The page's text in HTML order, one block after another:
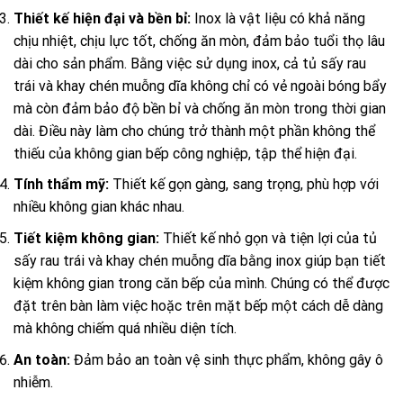
Thiết kế hiện đại và bền bỉ: Inox là vật liệu có khả năng
chịu nhiệt, chịu lực tốt, chống ăn mòn, đảm bảo tuổi thọ lâu
dài cho sản phẩm. Bằng việc sử dụng inox, cả tủ sấy rau
trái và khay chén muỗng dĩa không chỉ có vẻ ngoài bóng bẩy
mà còn đảm bảo độ bền bỉ và chống ăn mòn trong thời gian
dài. Điều này làm cho chúng trở thành một phần không thể
thiếu của không gian bếp công nghiệp, tập thể hiện đại.
Tính thẩm mỹ: Thiết kế gọn gàng, sang trọng, phù hợp với
nhiều không gian khác nhau.
Tiết kiệm không gian: Thiết kế nhỏ gọn và tiện lợi của tủ
sấy rau trái và khay chén muỗng dĩa bằng inox giúp bạn tiết
kiệm không gian trong căn bếp của mình. Chúng có thể được
đặt trên bàn làm việc hoặc trên mặt bếp một cách dễ dàng
mà không chiếm quá nhiều diện tích.
An toàn: Đảm bảo an toàn vệ sinh thực phẩm, không gây ô
nhiễm.